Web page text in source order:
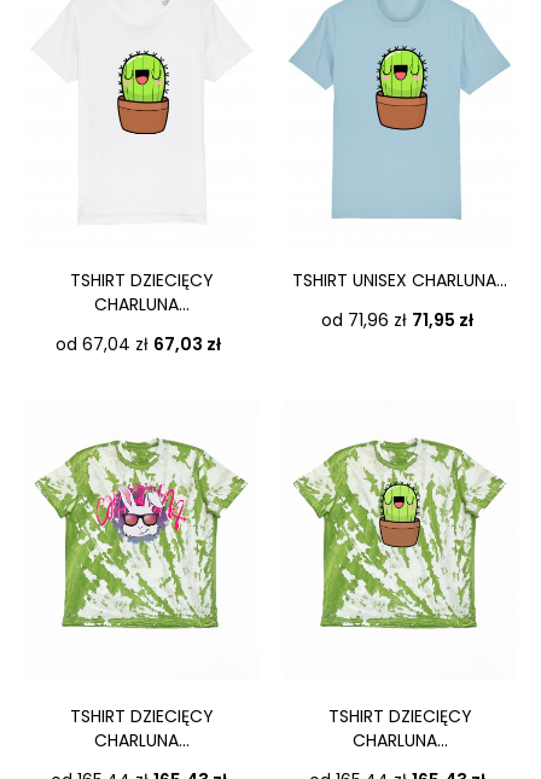
TSHIRT DZIECIĘCY
CHARLUNA...
od 67,04 zł Cena
67,03 zł
TSHIRT UNISEX CHARLUNA...
od 71,96 zł Cena
71,95 zł
TSHIRT DZIECIĘCY
CHARLUNA...
TSHIRT DZIECIĘCY
CHARLUNA...